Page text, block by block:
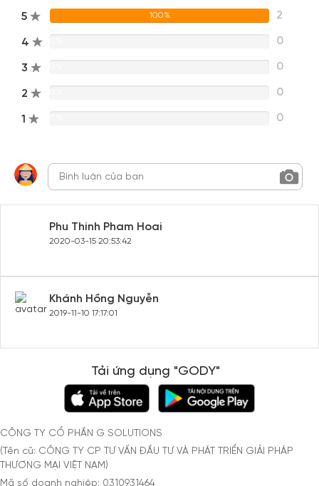
5 100% 2
4 0
3 0
2 0
1 0
Phu Thinh Pham Hoai
2020-03-15 20:53:42
Khánh Hồng Nguyễn
2019-11-10 17:17:01
Tải ứng dụng "GODY"
CÔNG TY CỔ PHẦN G SOLUTIONS
(Tên cũ: CÔNG TY CP TƯ VẤN ĐẦU TƯ VÀ PHÁT TRIỂN GIẢI PHÁP
THƯƠNG MẠI VIỆT NAM)
Mã số doanh nghiệp: 0310931464